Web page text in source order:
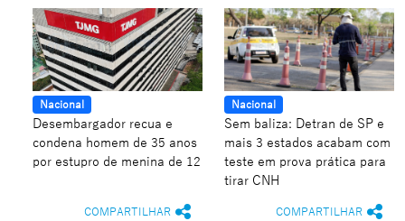
Nacional
Desembargador recua e
condena homem de 35 anos
por estupro de menina de 12
COMPARTILHAR
Nacional
Sem baliza: Detran de SP e
mais 3 estados acabam com
teste em prova prática para
tirar CNH
COMPARTILHAR